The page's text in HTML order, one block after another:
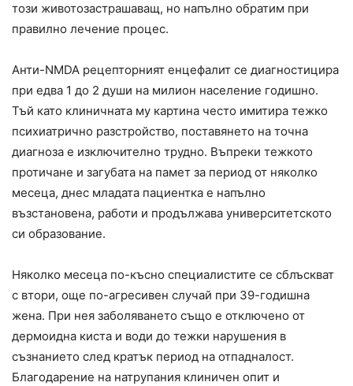
този животозастрашаващ, но напълно обратим при
правилно лечение процес.
Анти-NMDA рецепторният енцефалит се диагностицира
при едва 1 до 2 души на милион население годишно.
Тъй като клиничната му картина често имитира тежко
психиатрично разстройство, поставянето на точна
диагноза е изключително трудно. Въпреки тежкото
протичане и загубата на памет за период от няколко
месеца, днес младата пациентка е напълно
възстановена, работи и продължава университетското
си образование.
Няколко месеца по-късно специалистите се сблъскват
с втори, още по-агресивен случай при 39-годишна
жена. При нея заболяването също е отключено от
дермоидна киста и води до тежки нарушения в
съзнанието след кратък период на отпадналост.
Благодарение на натрупания клиничен опит и